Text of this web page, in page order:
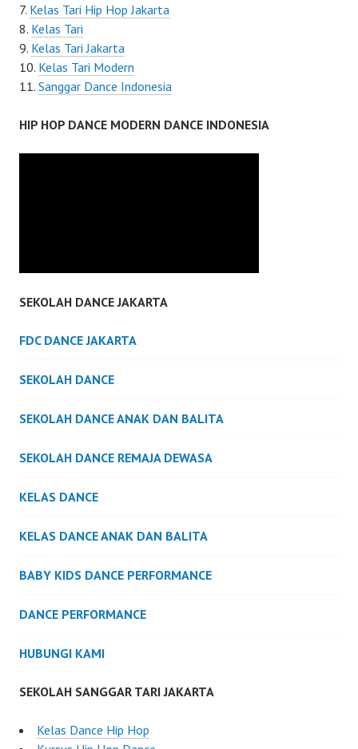
Kelas Tari Hip Hop Jakarta
Kelas Tari
Kelas Tari Jakarta
Kelas Tari Modern
Sanggar Dance Indonesia
HIP HOP DANCE MODERN DANCE INDONESIA
SEKOLAH DANCE JAKARTA
FDC DANCE JAKARTA
SEKOLAH DANCE
SEKOLAH DANCE ANAK DAN BALITA
SEKOLAH DANCE REMAJA DEWASA
KELAS DANCE
KELAS DANCE ANAK DAN BALITA
BABY KIDS DANCE PERFORMANCE
DANCE PERFORMANCE
HUBUNGI KAMI
SEKOLAH SANGGAR TARI JAKARTA
Kelas Dance Hip Hop